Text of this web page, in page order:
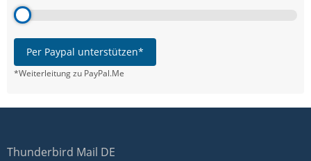
Per Paypal unterstützen*
*Weiterleitung zu PayPal.Me
Thunderbird Mail DE